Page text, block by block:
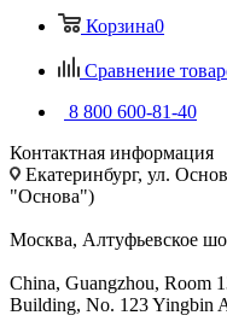
Корзина0
Сравнение
8 800 600-81-40
Контактная информация
Екатеринбург, ул.
"Основа")
Москва, Алтуфьевское
China, Guangzhou, Room
Building, No. 123 Yingbin